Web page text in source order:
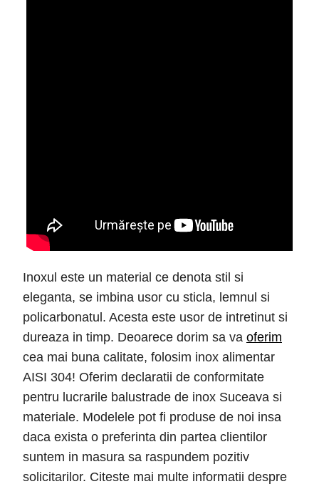
Inoxul este un material ce denota stil si
eleganta, se imbina usor cu sticla, lemnul si
policarbonatul. Acesta este usor de intretinut si
dureaza in timp. Deoarece dorim sa va oferim
cea mai buna calitate, folosim inox alimentar
AISI 304! Oferim declaratii de conformitate
pentru lucrarile balustrade de inox Suceava si
materiale. Modelele pot fi produse de noi insa
daca exista o preferinta din partea clientilor
suntem in masura sa raspundem pozitiv
solicitarilor. Citeste mai multe informatii despre